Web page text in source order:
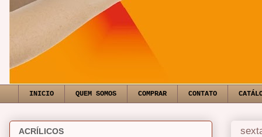
INICIO QUEM SOMOS COMPRAR CONTATO
ACRÍLICOS